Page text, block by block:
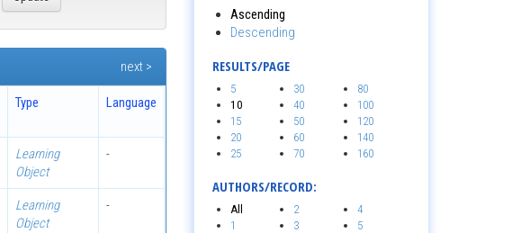
next >
Type Language
Learning
Object
-
Learning
Object
-
Ascending
Descending
RESULTS/PAGE
5
10
15
20
25
30
40
50
60
70
80
100
120
140
160
AUTHORS/RECORD:
All
1
2
3
4
5